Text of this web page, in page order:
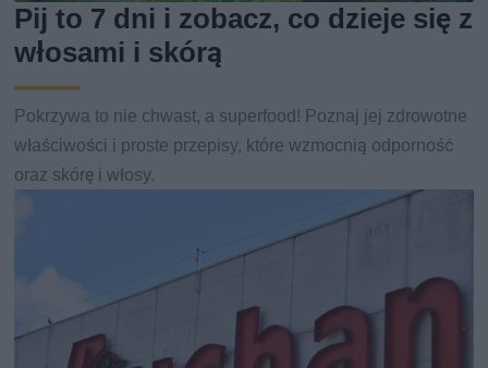
Pij to 7 dni i zobacz, co dzieje się z
włosami i skórą
Pokrzywa to nie chwast, a superfood! Poznaj jej zdrowotne
właściwości i proste przepisy, które wzmocnią odporność
oraz skórę i włosy.